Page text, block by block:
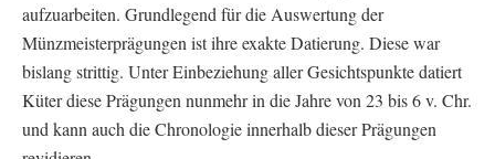
aufzuarbeiten. Grundlegend für die Auswertung der
Münzmeisterprägungen ist ihre exakte Datierung. Diese war
bislang strittig. Unter Einbeziehung aller Gesichtspunkte datiert
Küter diese Prägungen nunmehr in die Jahre von 23 bis 6 v. Chr.
und kann auch die Chronologie innerhalb dieser Prägungen